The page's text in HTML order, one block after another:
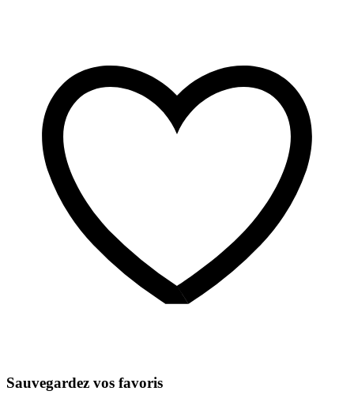
Sauvegardez vos favoris